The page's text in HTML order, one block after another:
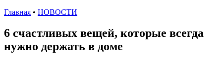
Главная • НОВОСТИ
6 счастливых вещей, которые всегда
нужно держать в доме